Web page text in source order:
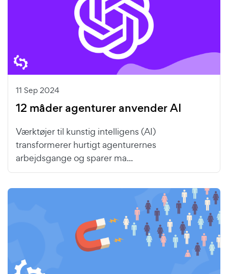
11 Sep 2024
12 måder agenturer anvender AI
Værktøjer til kunstig intelligens (AI)
transformerer hurtigt agenturernes
arbejdsgange og sparer ma...